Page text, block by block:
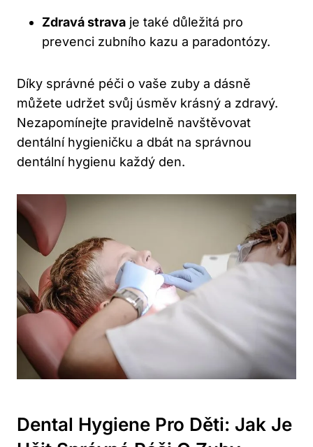
Zdravá strava je také důležitá pro
prevenci zubního kazu a paradontózy.
Díky správné péči o vaše zuby a dásně
můžete udržet svůj úsměv krásný a zdravý.
Nezapomínejte pravidelně navštěvovat
dentální hygieničku a dbát na správnou
dentální hygienu každý den.
Dental Hygiene Pro Děti: Jak Je